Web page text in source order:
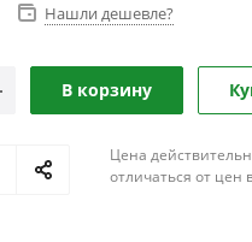
Нашли дешевле?
В корзину
Цена
отличаться от цен